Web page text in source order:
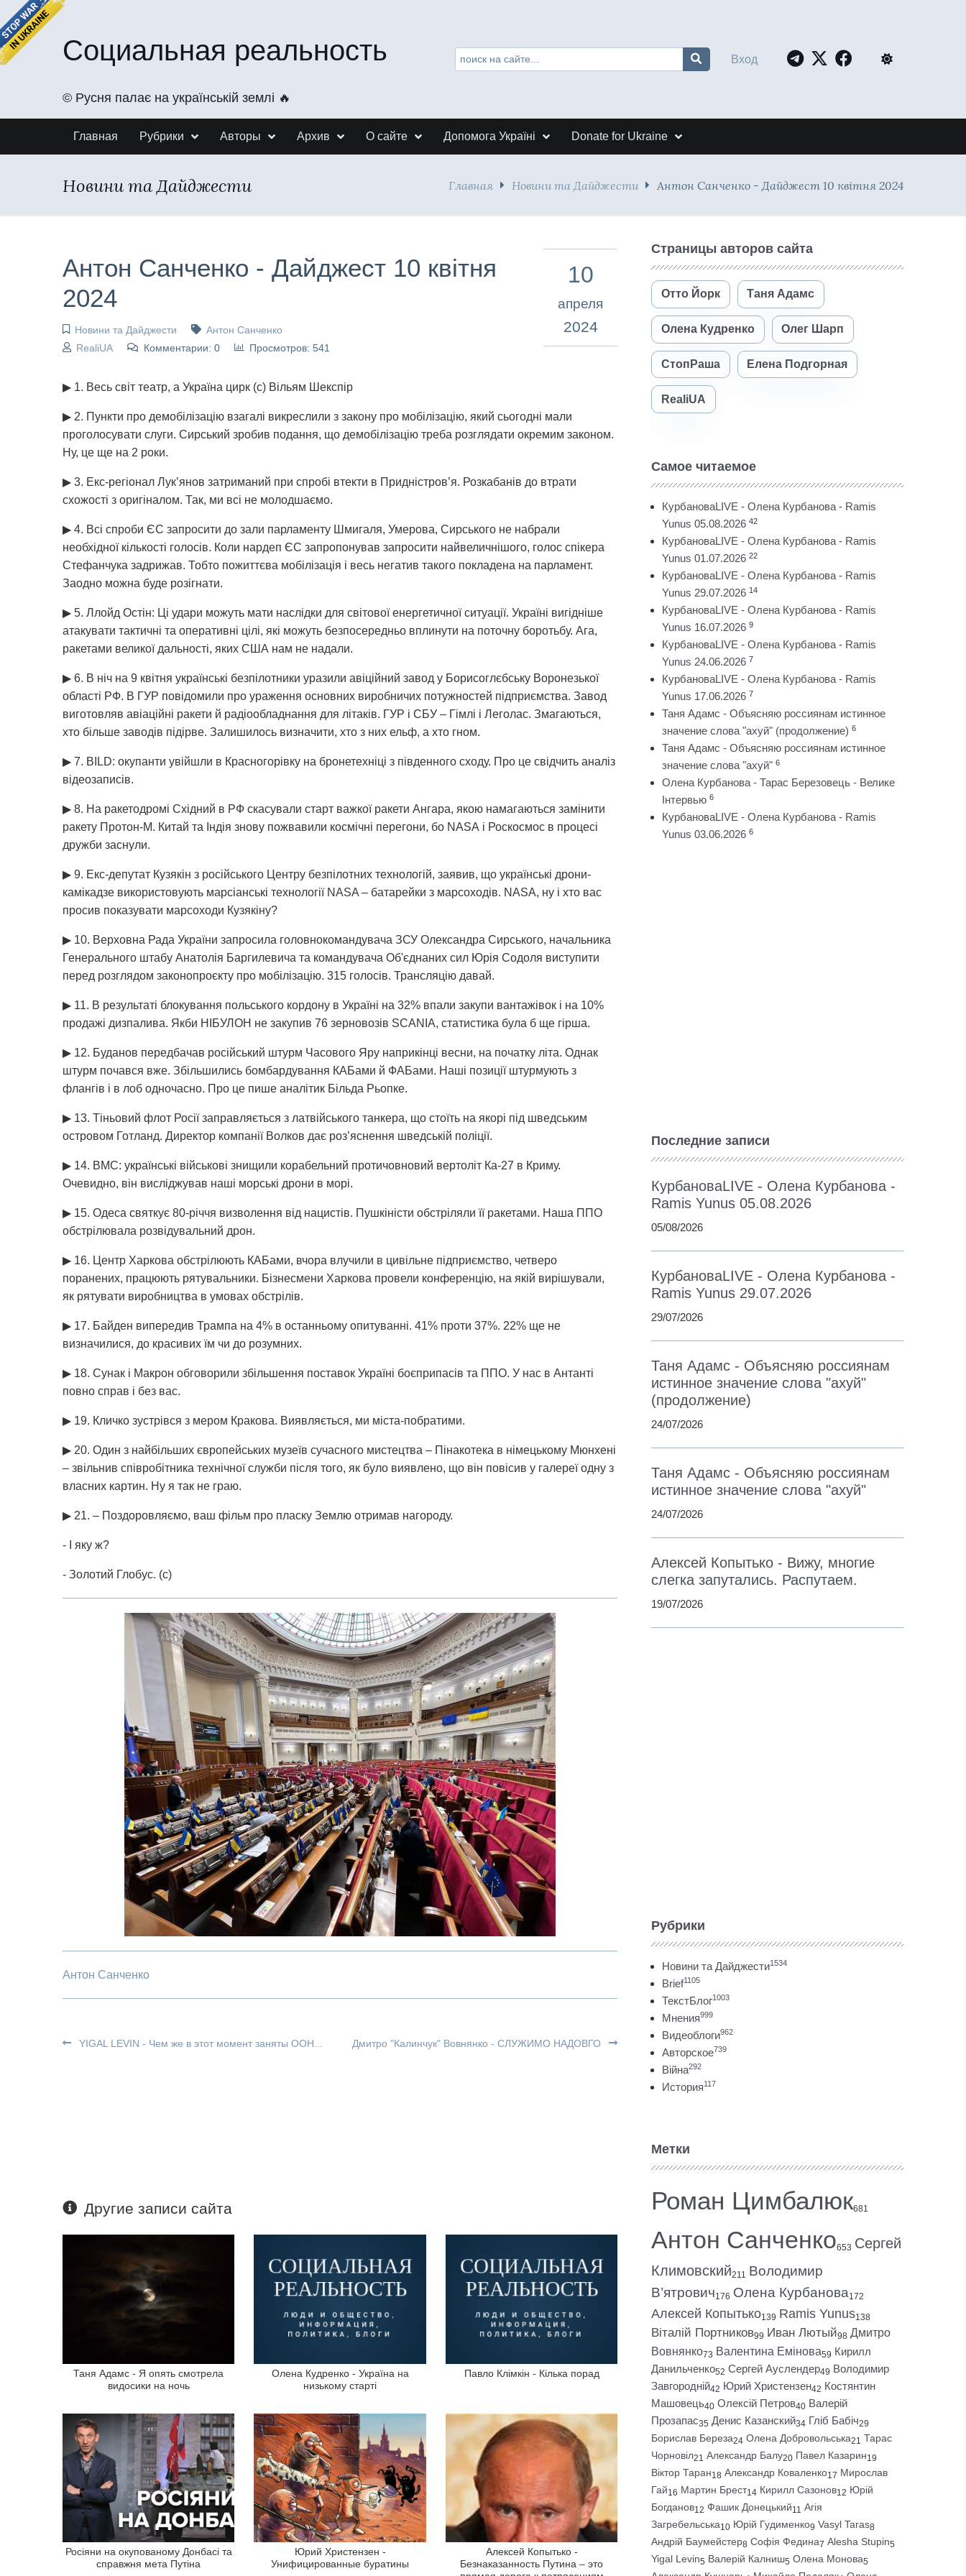
Социальная реальность
©️ Русня палає на українській землі 🔥
Вход
Главная Рубрики Авторы Архив О сайте Допомога Україні Donate for Ukraine
Новини та Дайджести Главная Новини та Дайджести Антон Санченко - Дайджест 10 квітня 2024
Антон Санченко - Дайджест 10 квітня
2024
Новини та Дайджести
Антон Санченко
RealiUA
Комментарии: 0 Просмотров: 541
10
апреля
2024
▶ 1. Весь світ театр, а Україна цирк (с) Вільям Шекспір
▶ 2. Пункти про демобілізацію взагалі викреслили з закону про мобілізацію, який сьогодні мали
проголосувати слуги. Сирський зробив подання, що демобілізацію треба розглядати окремим законом.
Ну, це ще на 2 роки.
▶ 3. Екс-регіонал Лук’янов затриманий при спробі втекти в Придністров’я. Розкабанів до втрати
схожості з оригіналом. Так, ми всі не молодшаємо.
▶ 4. Всі спроби ЄС запросити до зали парламенту Шмигаля, Умерова, Сирського не набрали
необхідної кількості голосів. Коли нардеп ЄС запропонував запросити найвеличнішого, голос спікера
Стефанчука задрижав. Тобто пожиттєва мобілізація і весь негатив такого покладена на парламент.
Заодно можна буде розігнати.
▶ 5. Ллойд Остін: Ці удари можуть мати наслідки для світової енергетичної ситуації. Україні вигідніше
атакувати тактичні та оперативні цілі, які можуть безпосередньо вплинути на поточну боротьбу. Ага,
ракетами великої дальності, яких США нам не надали.
▶ 6. В ніч на 9 квітня українські безпілотники уразили авіційний завод у Борисоглєбську Воронезької
області РФ. В ГУР повідомили про ураження основних виробничих потужностей підприємства. Завод
виготовляв авіаційні ракети й радіообладнання для літаків. ГУР і СБУ – Гімлі і Леголас. Змагаються,
хто більше заводів підірве. Залишилось визначити, хто з них ельф, а хто гном.
▶ 7. BILD: окупанти увійшли в Красногорівку на бронетехніці з південного сходу. Про це свідчить аналіз
відеозаписів.
▶ 8. На ракетодромі Східний в РФ скасували старт важкої ракети Ангара, якою намагаються замінити
ракету Протон-М. Китай та Індія знову пожвавили космічні перегони, бо NАSА і Роскосмос в процесі
дружби заснули.
▶ 9. Екс-депутат Кузякін з російського Центру безпілотних технологій, заявив, що українські дрони-
камікадзе використовують марсіанські технології NASA – батарейки з марсоходів. NASA, ну і хто вас
просив показувати марсоходи Кузякіну?
▶ 10. Верховна Рада України запросила головнокомандувача ЗСУ Олександра Сирського, начальника
Генерального штабу Анатолія Баргилевича та командувача Об'єднаних сил Юрія Содоля виступити
перед розглядом законопроєкту про мобілізацію. 315 голосів. Трансляцію давай.
▶ 11. В результаті блокування польського кордону в Україні на 32% впали закупи вантажівок і на 10%
продажі дизпалива. Якби НІБУЛОН не закупив 76 зерновозів SCANIA, статистика була б ще гірша.
▶ 12. Буданов передбачав російський штурм Часового Яру наприкінці весни, на початку літа. Однак
штурм почався вже. Збільшились бомбардування КАБами й ФАБами. Наші позиції штурмують з
флангів і в лоб одночасно. Про це пише аналітик Більда Рьопке.
▶ 13. Тіньовий флот Росії заправляється з латвійського танкера, що стоїть на якорі під шведським
островом Готланд. Директор компанії Волков дає роз’яснення шведській поліції.
▶ 14. ВМС: українські військові знищили корабельний протичовновий вертоліт Ка-27 в Криму.
Очевидно, він висліджував наші морські дрони в морі.
▶ 15. Одеса святкує 80-річчя визволення від нацистів. Пушкіністи обстріляли її ракетами. Наша ППО
обстрілювала розвідувальний дрон.
▶ 16. Центр Харкова обстрілюють КАБами, вчора влучили в цивільне підприємство, четверо
поранених, працюють рятувальники. Бізнесмени Харкова провели конференцію, на якій вирішували,
як рятувати виробництва в умовах обстрілів.
▶ 17. Байден випередив Трампа на 4% в останньому опитуванні. 41% проти 37%. 22% ще не
визначилися, до красивих їм чи до розумних.
▶ 18. Сунак і Макрон обговорили збільшення поставок Україні боєприпасів та ППО. У нас в Антанті
повно справ і без вас.
▶ 19. Кличко зустрівся з мером Кракова. Виявляється, ми міста-побратими.
▶ 20. Один з найбільших європейських музеїв сучасного мистецтва – Пінакотека в німецькому Мюнхені
– звільнив співробітника технічної служби після того, як було виявлено, що він повісив у галереї одну з
власних картин. Ну я так не граю.
▶ 21. – Поздоровляємо, ваш фільм про пласку Землю отримав нагороду.
- І яку ж?
- Золотий Глобус. (с)
Антон Санченко
YIGAL LEVIN - Чем же в этот момент заняты ООН... Дмитро "Калинчук" Вовнянко - СЛУЖИМО НАДОВГО
Другие записи сайта
Таня Адамс - Я опять смотрела
видосики на ночь
Олена Кудренко - Україна на
низькому старті
Павло Клімкін - Кілька порад
Росіяни на окупованому Донбасі та
справжня мета Путіна
Юрий Христензен -
Унифицированные буратины
Алексей Копытько -
Безнаказанность Путина – это
Страницы авторов сайта
Отто Йорк Таня Адамс
Олена Кудренко Олег Шарп
СтопРаша Елена Подгорная
RealiUA
Самое читаемое
КурбановаLIVE - Олена Курбанова - Ramis
Yunus 05.08.2026 42
КурбановаLIVE - Олена Курбанова - Ramis
Yunus 01.07.2026 22
КурбановаLIVE - Олена Курбанова - Ramis
Yunus 29.07.2026 14
КурбановаLIVE - Олена Курбанова - Ramis
Yunus 16.07.2026 9
КурбановаLIVE - Олена Курбанова - Ramis
Yunus 24.06.2026 7
КурбановаLIVE - Олена Курбанова - Ramis
Yunus 17.06.2026 7
Таня Адамс - Объясняю россиянам истинное
значение слова "ахуй" (продолжение) 6
Таня Адамс - Объясняю россиянам истинное
значение слова "ахуй" 6
Олена Курбанова - Тарас Березовець - Велике
Інтервью 6
КурбановаLIVE - Олена Курбанова - Ramis
Yunus 03.06.2026 6
Последние записи
КурбановаLIVE - Олена Курбанова -
Ramis Yunus 05.08.2026
05/08/2026
КурбановаLIVE - Олена Курбанова -
Ramis Yunus 29.07.2026
29/07/2026
Таня Адамс - Объясняю россиянам
истинное значение слова "ахуй"
(продолжение)
24/07/2026
Таня Адамс - Объясняю россиянам
истинное значение слова "ахуй"
24/07/2026
Алексей Копытько - Вижу, многие
слегка запутались. Распутаем.
19/07/2026
Рубрики
Новини та Дайджести1534
Brief1105
ТекстБлог1003
Мнения999
Видеоблоги962
Авторское739
Війна292
История117
Метки
Роман Цимбалюк681
Антон Санченко653 Сергей
Климовский211 Володимир
В’ятрович176 Олена Курбанова172
Алексей Копытько139 Ramis Yunus138
Віталій Портников99 Иван Лютый98 Дмитро
Вовнянко73 Валентина Емінова59 Кирилл
Данильченко52 Сергей Ауслендер49 Володимир
Завгородній42 Юрий Христензен42 Костянтин
Машовець40 Олексій Петров40 Валерій
Прозапас35 Денис Казанский34 Гліб Бабіч29
Борислав Береза24 Олена Добровольська21 Тарас
Чорновіл21 Александр Балу20 Павел Казарин19
Віктор Таран18 Александр Коваленко17 Мирослав
Гай16 Мартин Брест14 Кирилл Сазонов12 Юрій
Богданов12 Фашик Донецький11 Агія
Загребельська10 Юрій Гудименко9 Vasyl Taras8
Андрій Баумейстер8 Софія Федина7 Alesha Stupin5
Yigal Levin5 Валерій Калниш5 Олена Монова5